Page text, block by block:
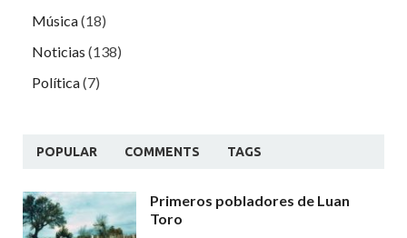
Música(18)
Noticias (138)
Política(7)
POPULAR COMMENTS TAGS
Primeros pobladores de Luan
Toro